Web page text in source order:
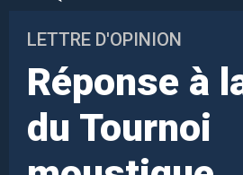
LETTRE D'OPINION
Réponse à
du Tournoi